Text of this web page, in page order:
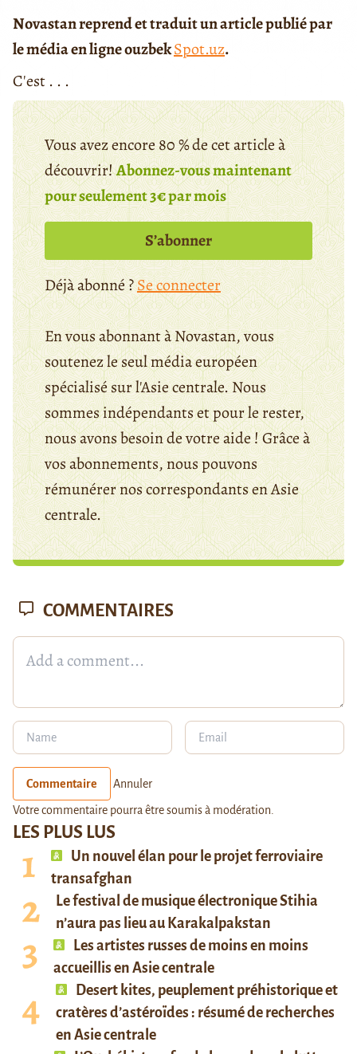
Novastan reprend et traduit un article publié par
le média en ligne ouzbekSpot.uz.
C'est . . .
Vous avez encore 80 % de cet article à
découvrir!Abonnez-vous maintenant
pour seulement 3€ par mois
S’abonner
Déjà abonné ?Se connecter
En vous abonnant à Novastan, vous
soutenez le seul média européen
spécialisé sur l'Asie centrale. Nous
sommes indépendants et pour le rester,
nous avons besoin de votre aide ! Grâce à
vos abonnements, nous pouvons
rémunérer nos correspondants en Asie
centrale.
LES PLUS LUS
Un nouvel élan pour le projet ferroviaire
transafghan
Le festival de musique électronique Stihia
n’aura pas lieu au Karakalpakstan
Les artistes russes de moins en moins
accueillis en Asie centrale
Desert kites, peuplement préhistorique et
cratères d’astéroïdes : résumé de recherches
en Asie centrale
COMMENTAIRES
Commentaire Annuler
Votre commentaire pourra être soumis à modération.